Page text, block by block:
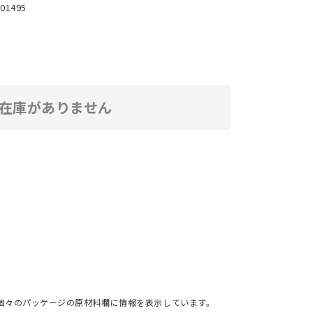
庫がありません
のパッケージの原材料欄に情報を表示しています。